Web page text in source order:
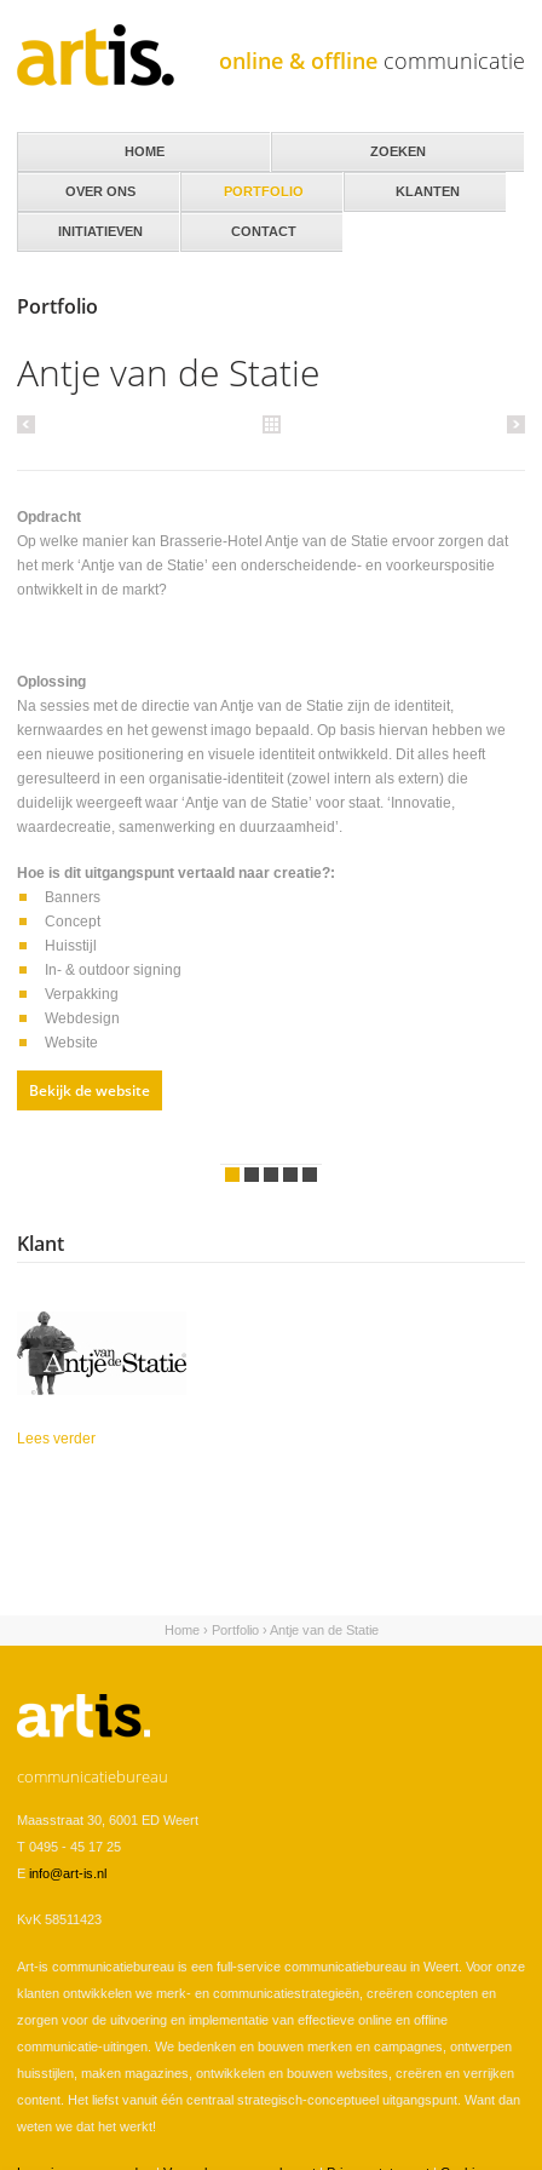
online & offline communicatie
Portfolio
Antje van de Statie
Opdracht
Op welke manier kan Brasserie-Hotel Antje van de Statie ervoor zorgen dat
het merk ‘Antje van de Statie’ een onderscheidende- en voorkeurspositie
ontwikkelt in de markt?
Oplossing
Na sessies met de directie van Antje van de Statie zijn de identiteit,
kernwaardes en het gewenst imago bepaald. Op basis hiervan hebben we
een nieuwe positionering en visuele identiteit ontwikkeld. Dit alles heeft
geresulteerd in een organisatie-identiteit (zowel intern als extern) die
duidelijk weergeeft waar ‘Antje van de Statie’ voor staat. ‘Innovatie,
waardecreatie, samenwerking en duurzaamheid’.
Hoe is dit uitgangspunt vertaald naar creatie?:
Banners
Concept
Huisstijl
In- & outdoor signing
Verpakking
Webdesign
Website
Bekijk de website
Klant
Lees verder
HOME
OVER ONS PORTFOLIO KLANTEN
INITIATIEVEN CONTACT
ZOEKEN
U bent hier
Home› Portfolio› Antje van de Statie
communicatiebureau
Maasstraat 30, 6001 ED Weert
T 0495 - 45 17 25
E info@art-is.nl
KvK 58511423
Art-is communicatiebureau is een full-service communicatiebureau in Weert. Voor onze
klanten ontwikkelen we merk- en communicatiestrategieën, creëren concepten en
zorgen voor de uitvoering en implementatie van effectieve online en offline
communicatie-uitingen. We bedenken en bouwen merken en campagnes, ontwerpen
huisstijlen, maken magazines, ontwikkelen en bouwen websites, creëren en verrijken
content. Het liefst vanuit één centraal strategisch-conceptueel uitgangspunt. Want dan
weten we dat het werkt!